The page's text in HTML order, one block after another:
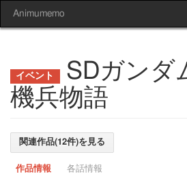
Animumemo
SDガンダ
機兵物語
関連作品(12件)を見る
作品情報 各話情報